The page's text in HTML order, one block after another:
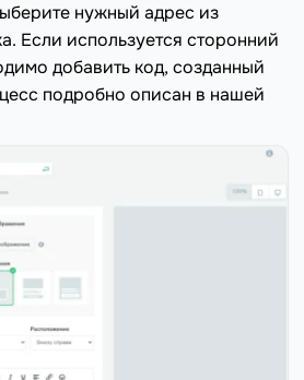
нужный адрес из
Если используется сторонний
добавить код, созданный
подробно описан в нашей